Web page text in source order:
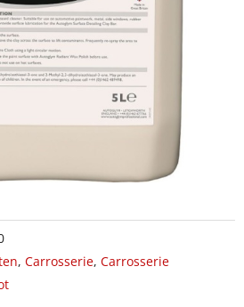
, Carrosserie, Carrosserie